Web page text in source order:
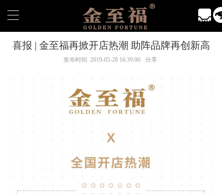
喜报 | 金至福再掀开店热潮 助阵品牌再创新高
发布时间 2019-05-28 16:39:00 分享